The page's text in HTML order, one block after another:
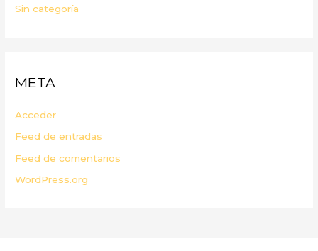
Sin categoría
META
Acceder
Feed de entradas
Feed de comentarios
WordPress.org